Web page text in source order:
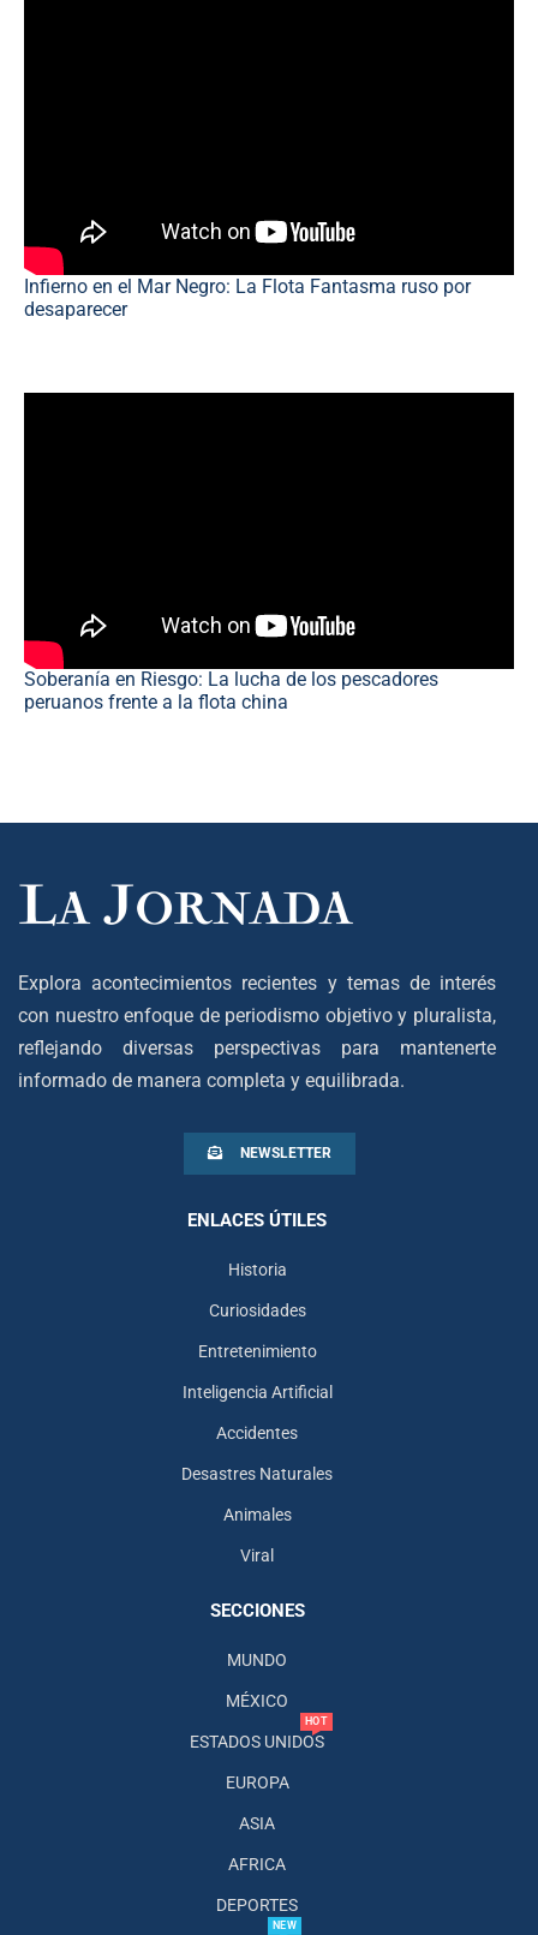
Infierno en el Mar Negro: La Flota Fantasma ruso por
desaparecer
Soberanía en Riesgo: La lucha de los pescadores
peruanos frente a la flota china
Explora acontecimientos recientes y temas de interés
con nuestro enfoque de periodismo objetivo y pluralista,
reflejando diversas perspectivas para mantenerte
informado de manera completa y equilibrada.
NEWSLETTER
ENLACES ÚTILES
Historia
Curiosidades
Entretenimiento
Inteligencia Artificial
Accidentes
Desastres Naturales
Animales
Viral
SECCIONES
MUNDO
MÉXICO
ESTADOS UNIDOS
HOT
EUROPA
ASIA
AFRICA
DEPORTES
NEW